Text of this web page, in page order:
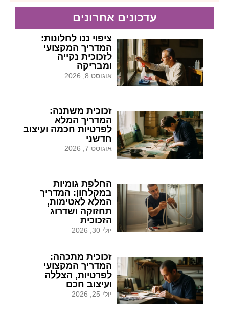
עדכונים אחרונים
ציפוי ננו לחלונות:
המדריך המקצועי
לזכוכית נקייה
ומבריקה
אוגוסט 8, 2026
זכוכית משתנה:
המדריך המלא
לפרטיות חכמה ועיצוב
חדשני
אוגוסט 7, 2026
החלפת גומיות
במקלחון: המדריך
המלא לאטימות,
תחזוקה ושדרוג
הזכוכית
יולי 30, 2026
זכוכית מתכהה:
המדריך המקצועי
לפרטיות, הצללה
ועיצוב חכם
יולי 25, 2026